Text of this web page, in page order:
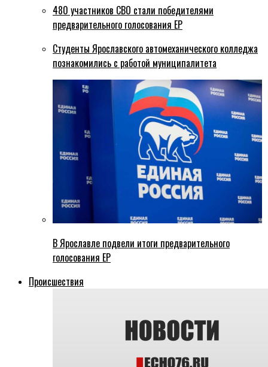
480 участников СВО стали победителями
предварительного голосования ЕР
Студенты Ярославского автомеханического колледжа
познакомились с работой муниципалитета
В Ярославле подвели итоги предварительного
голосования ЕР
Происшествия